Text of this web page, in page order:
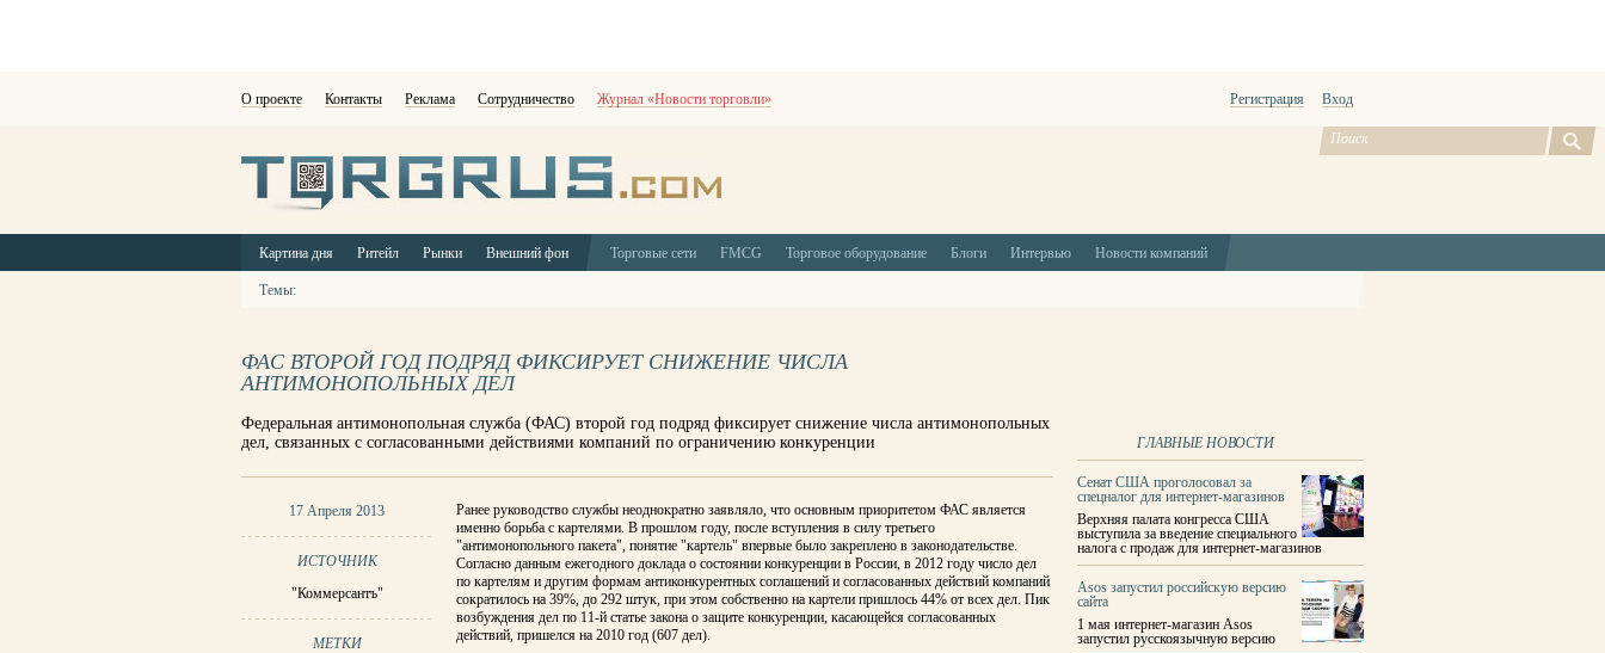
О проекте Контакты Реклама Сотрудничество Журнал «Новости торговли» Регистрация Вход
Картина дня Ритейл Рынки Внешний фон Торговые сети FMCG Торговое оборудование Блоги Интервью Новости компаний
Темы:
ФАС ВТОРОЙ ГОД ПОДРЯД ФИКСИРУЕТ СНИЖЕНИЕ ЧИСЛА
АНТИМОНОПОЛЬНЫХ ДЕЛ
Федеральная антимонопольная служба (ФАС) второй год подряд фиксирует снижение числа антимонопольных
дел, связанных с согласованными действиями компаний по ограничению конкуренции
17 Апреля 2013
ИСТОЧНИК
"Коммерсантъ"
МЕТКИ
Ранее руководство службы неоднократно заявляло, что основным приоритетом ФАС является
именно борьба с картелями. В прошлом году, после вступления в силу третьего
"антимонопольного пакета", понятие "картель" впервые было закреплено в законодательстве.
Согласно данным ежегодного доклада о состоянии конкуренции в России, в 2012 году число дел
по картелям и другим формам антиконкурентных соглашений и согласованных действий компаний
сократилось на 39%, до 292 штук, при этом собственно на картели пришлось 44% от всех дел. Пик
возбуждения дел по 11-й статье закона о защите конкуренции, касающейся согласованных
действий, пришелся на 2010 год (607 дел).
ГЛАВНЫЕ НОВОСТИ
Сенат США проголосовал за
спецналог для интернет-магазинов
Верхняя палата конгресса США
выступила за введение специального
налога с продаж для интернет-магазинов
Asos запустил российскую версию
сайта
1 мая интернет-магазин Asos
запустил русскоязычную версию